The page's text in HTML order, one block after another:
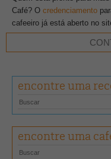
Café? O credenciamento
cafeeiro já está aberto no
dias 16 e 18 de novembro,
Produtor. Para os demais,
três dias). Com painéis,
abordarão conteúdos do
disponibilizada em breve
Fique de olho nas redes
encontre uma
encontre uma